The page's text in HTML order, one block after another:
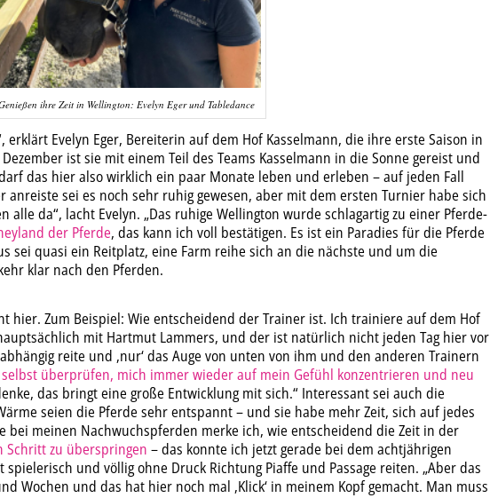
ihre Zeit in Wellington: Evelyn Eger und Tabledance
erklärt Evelyn Eger, Bereiterin auf dem Hof Kasselmann, die ihre erste Saison in
ist sie mit einem Teil des Teams Kasselmann in die Sonne gereist und
das hier also wirklich ein paar Monate leben und erleben – auf jeden Fall
anreiste sei es noch sehr ruhig gewesen, aber mit dem ersten Turnier habe sich
alle da“, lacht Evelyn. „Das ruhige Wellington wurde schlagartig zu einer Pferde-
der Pferde, das kann ich voll bestätigen. Es ist ein Paradies für die Pferde
sei quasi ein Reitplatz, eine Farm reihe sich an die nächste und um die
klar nach den Pferden.
hier. Zum Beispiel: Wie entscheidend der Trainer ist. Ich trainiere auf dem Hof
mit Hartmut Lammers, und der ist natürlich nicht jeden Tag hier vor
reite und ‚nur‘ das Auge von unten von ihm und den anderen Trainern
überprüfen, mich immer wieder auf mein Gefühl konzentrieren und neu
das bringt eine große Entwicklung mit sich.“ Interessant sei auch die
seien die Pferde sehr entspannt – und sie habe mehr Zeit, sich auf jedes
bei meinen Nachwuchspferden merke ich, wie entscheidend die Zeit in der
Schritt zu überspringen – das konnte ich jetzt gerade bei dem achtjährigen
und völlig ohne Druck Richtung Piaffe und Passage reiten. „Aber das
Wochen und das hat hier noch mal ‚Klick‘ in meinem Kopf gemacht. Man muss